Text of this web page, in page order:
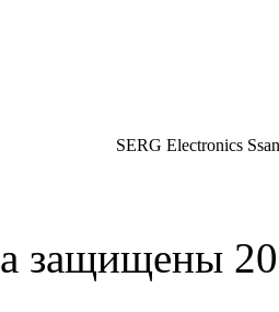
SERG Electronics
защищены